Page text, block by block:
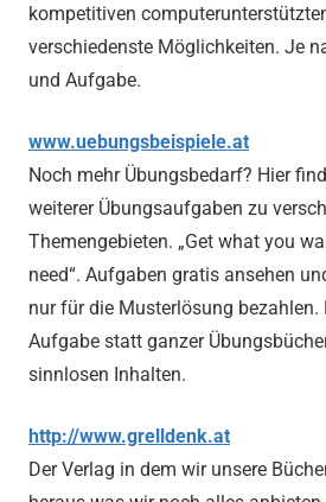
kompetitiven
verschiedenste Möglichkeiten. Je
und Aufgabe.
www.uebungsbeispiele.at
Noch mehr Übungsbedarf? Hier
weiterer Übungsaufgaben zu
Themengebieten. „Get what you
need“. Aufgaben gratis ansehen
nur für die Musterlösung bezahlen.
Aufgabe statt ganzer
sinnlosen Inhalten.
http://www.grelldenk.at
Der Verlag in dem wir unsere